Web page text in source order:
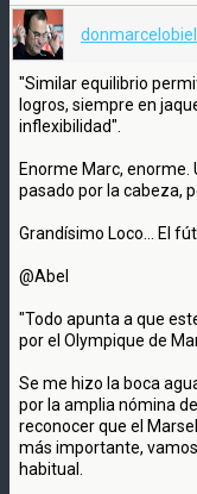
"Similar equilibrio
logros, siempre en
inflexibilidad".
Enorme Marc, enorme.
pasado por la cabeza,
Grandísimo Loco... El
@Abel
"Todo apunta a que
por el Olympique de
Se me hizo la boca
por la amplia nómina
reconocer que el
más importante,
habitual.